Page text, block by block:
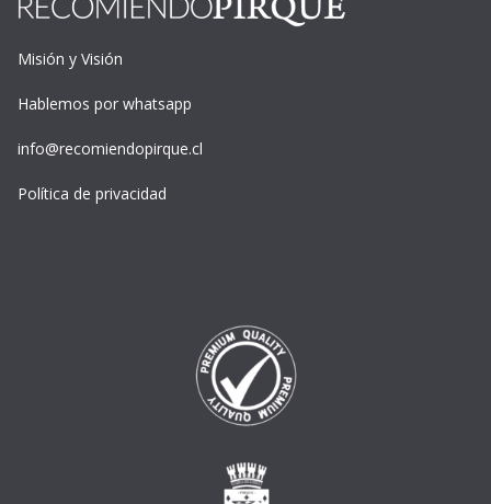
Misión y Visión
Hablemos por whatsapp
info@recomiendopirque.cl
Política de privacidad